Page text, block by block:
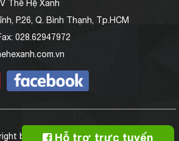
Thế Hệ Xanh
P.26, Q. Bình Thạnh, Tp.HCM
028.62947972
by GCD®www.gcd.vn
Hỗ trợ trực tuyến